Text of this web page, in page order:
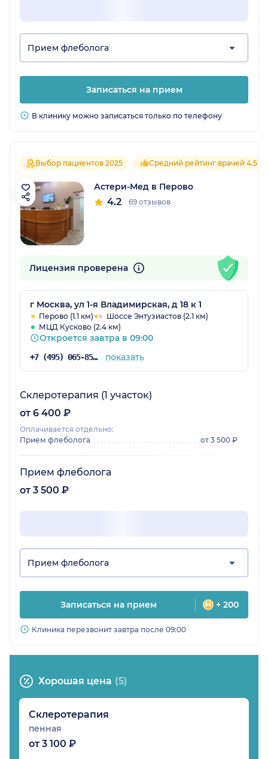
Прием флеболога
Записаться на прием
В клинику можно записаться только по телефону
Выбор пациентов 2025 Средний рейтинг врачей 4.5
Астери-Мед в Перово
4.2 69 отзывов
Лицензия проверена
г Москва, ул 1-я Владимирская, д 18 к 1
Перово (1.1 км)
Шоссе Энтузиастов (2.1 км)
МЦД Кусково (2.4 км)
Откроется завтра в 09:00
+7 (495) 065-85-47 показать
Склеротерапия (1 участок)
от 6 400 ₽
Оплачивается отдельно:
Прием флеболога
от 3 500 ₽
Прием флеболога
от 3 500 ₽
Прием флеболога
Записаться на прием + 200
Клиника перезвонит завтра после 09:00
Хорошая цена (5)
Склеротерапия
пенная
от 3 100 ₽